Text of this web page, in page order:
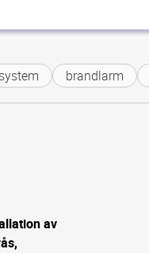
brandlarm
av